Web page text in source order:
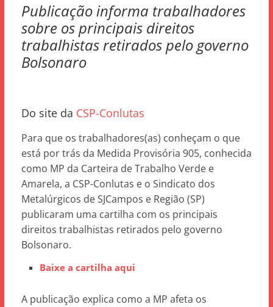
Publicação informa trabalhadores
sobre os principais direitos
trabalhistas retirados pelo governo
Bolsonaro
Do site da CSP-Conlutas
Para que os trabalhadores(as) conheçam o que
está por trás da Medida Provisória 905, conhecida
como MP da Carteira de Trabalho Verde e
Amarela, a CSP-Conlutas e o Sindicato dos
Metalúrgicos de SJCampos e Região (SP)
publicaram uma cartilha com os principais
direitos trabalhistas retirados pelo governo
Bolsonaro.
Baixe a cartilha aqui
A publicação explica como a MP afeta os